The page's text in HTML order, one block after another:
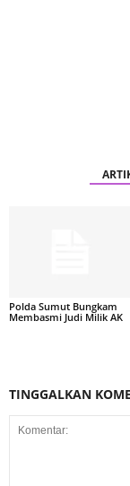
Polda Sumut Bungkam
Membasmi Judi Milik AK
TINGGALKAN